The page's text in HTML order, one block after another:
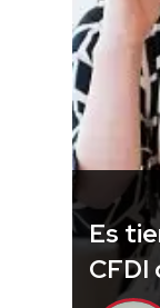
Es
CFDI